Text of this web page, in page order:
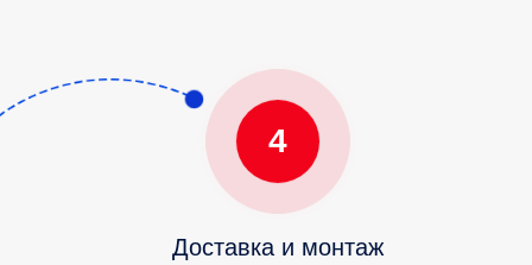
4
Доставка и монтаж